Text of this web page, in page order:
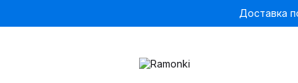
Доставка